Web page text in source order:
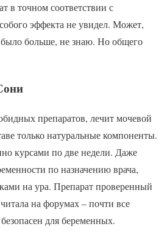
в точном соответствии с
эффекта не увидел. Может,
больше, не знаю. Но общего
препаратов, лечит мочевой
только натуральные компоненты.
курсами по две недели. Даже
по назначению врача,
на ура. Препарат проверенный
на форумах – почти все
для беременных.